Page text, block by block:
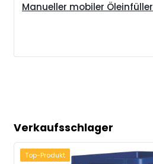
Manueller mobiler Öleinfüller
Verkaufsschlager
Top-Produkt